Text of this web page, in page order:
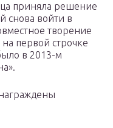
приняла решение
снова войти в
творение
первой строчке
в 2013-м